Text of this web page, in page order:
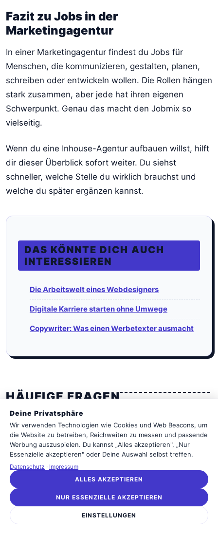
Fazit zu Jobs in der
Marketingagentur
In einer Marketingagentur findest du Jobs für
Menschen, die kommunizieren, gestalten, planen,
schreiben oder entwickeln wollen. Die Rollen hängen
stark zusammen, aber jede hat ihren eigenen
Schwerpunkt. Genau das macht den Jobmix so
vielseitig.
Wenn du eine Inhouse-Agentur aufbauen willst, hilft
dir dieser Überblick sofort weiter. Du siehst
schneller, welche Stelle du wirklich brauchst und
welche du später ergänzen kannst.
DAS KÖNNTE DICH AUCH
INTERESSIEREN
Die Arbeitswelt eines Webdesigners
Digitale Karriere starten ohne Umwege
Copywriter: Was einen Werbetexter ausmacht
HÄUFIGE FRAGEN
Welche Hauptbereiche gibt es in einer
Marketingagentur?
Eine Marketingagentur ist typischerweise in die Bereiche
Kundenbetreuung, Kreation, Media und Entwicklung
unterteilt. In jeder dieser Sparten arbeiten spezialisierte
Teams zusammen, um Kundenprojekte vom Briefing bis
zur Ausspielung umzusetzen.
Deine Privatsphäre
Wir verwenden Technologien wie Cookies und Web Beacons, um
die Website zu betreiben, Reichweiten zu messen und passende
Werbung auszuspielen. Du kannst „Alles akzeptieren", „Nur
Essenzielle akzeptieren" oder Deine Auswahl selbst treffen.
Datenschutz · Impressum
EINSTELLUNGEN
NUR ESSENZIELLE AKZEPTIEREN
ALLES AKZEPTIEREN